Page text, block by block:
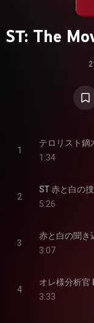
ST: The
(ST Akato
Movie
1
1:34
2
5:26
3
3:07
4
オレ様分析官
3:33